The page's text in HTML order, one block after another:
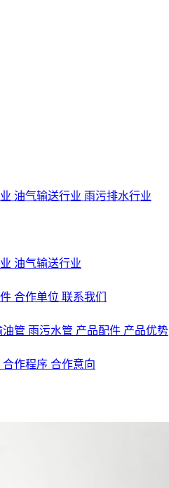
油气输送行业 雨污排水行业
油气输送行业
合作单位 联系我们
油管 雨污水管 产品配件 产品优势
合作程序 合作意向